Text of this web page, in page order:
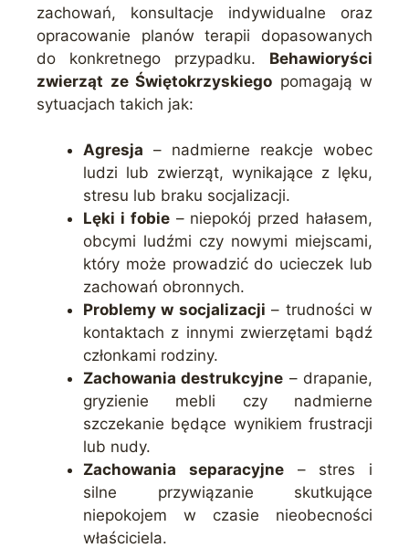
zachowań, konsultacje indywidualne oraz
opracowanie planów terapii dopasowanych
do konkretnego przypadku. Behawioryści
zwierząt ze Świętokrzyskiego pomagają w
sytuacjach takich jak:
Agresja – nadmierne reakcje wobec
ludzi lub zwierząt, wynikające z lęku,
stresu lub braku socjalizacji.
Lęki i fobie– niepokój przed hałasem,
obcymi ludźmi czy nowymi miejscami,
który może prowadzić do ucieczek lub
zachowań obronnych.
Problemy w socjalizacji – trudności w
kontaktach z innymi zwierzętami bądź
członkami rodziny.
Zachowania destrukcyjne – drapanie,
gryzienie mebli czy nadmierne
szczekanie będące wynikiem frustracji
lub nudy.
Zachowania separacyjne– stres i
silne przywiązanie skutkujące
niepokojem w czasie nieobecności
właściciela.